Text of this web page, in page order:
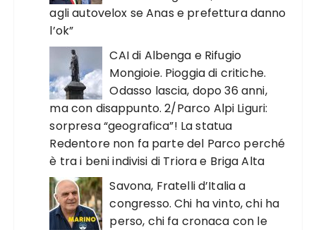
agli autovelox se Anas e prefettura danno
l’ok”
CAI di Albenga e Rifugio
Mongioie. Pioggia di critiche.
Odasso lascia, dopo 36 anni,
ma con disappunto. 2/Parco Alpi Liguri:
sorpresa “geografica”! La statua
Redentore non fa parte del Parco perché
è tra i beni indivisi di Triora e Briga Alta
Savona, Fratelli d’Italia a
congresso. Chi ha vinto, chi ha
perso, chi fa cronaca con le